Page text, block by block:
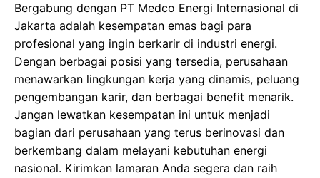
Bergabung dengan PT Medco Energi Internasional di
Jakarta adalah kesempatan emas bagi para
profesional yang ingin berkarir di industri energi.
Dengan berbagai posisi yang tersedia, perusahaan
menawarkan lingkungan kerja yang dinamis, peluang
pengembangan karir, dan berbagai benefit menarik.
Jangan lewatkan kesempatan ini untuk menjadi
bagian dari perusahaan yang terus berinovasi dan
berkembang dalam melayani kebutuhan energi
nasional. Kirimkan lamaran Anda segera dan raih